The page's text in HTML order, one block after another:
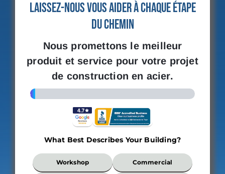
Laissez-nous vous aider à chaque étape
du chemin
Nous promettons le meilleur
produit et service pour votre projet
de construction en acier.
3%
What Best Describes Your Building?
What
Best
Workshop Commercial